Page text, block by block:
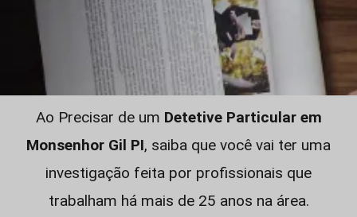
Ao Precisar de um Detetive Particular em
Monsenhor Gil PI, saiba que você vai ter uma
investigação feita por profissionais que
trabalham há mais de 25 anos na área.